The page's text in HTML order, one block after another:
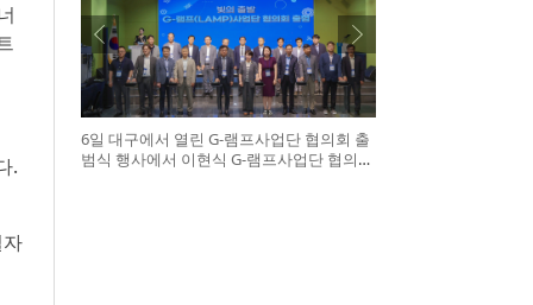
.
6일 대구에서 열린 G-램프사업단 협의회 출
범식 행사에서 이현식 G-램프사업단 협의회